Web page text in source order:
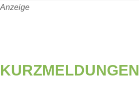
Anzeige
KURZMELDUNGEN